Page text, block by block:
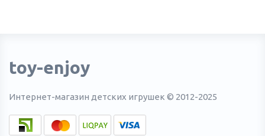
toy-enjoy
Интернет-магазин детских игрушек © 2012-2025